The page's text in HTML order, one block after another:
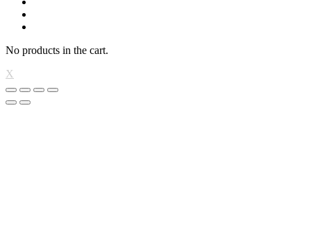
No products in the cart.
X